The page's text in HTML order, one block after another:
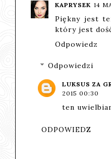
KAPRYSEK 14
Piękny jest
który jest
Odpowiedz
Odpowiedzi
LUKSUS ZA
2015 00:30
ten
ODPOWIEDZ